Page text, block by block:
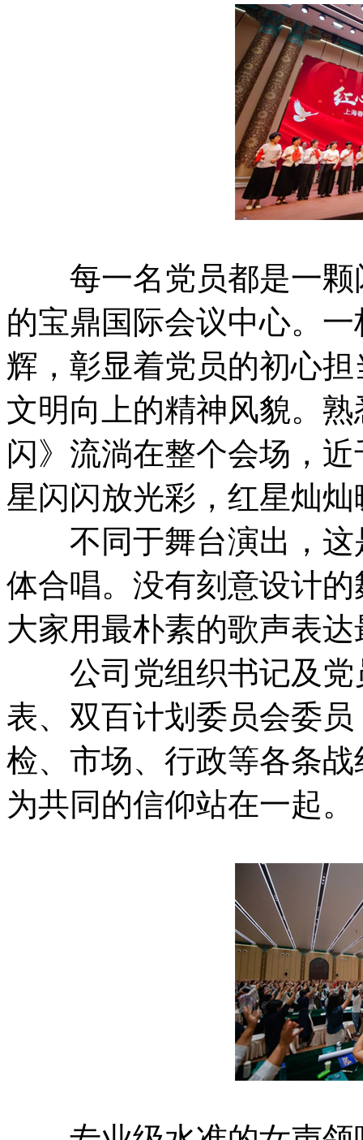
每一名党员都是一颗
的宝鼎国际会议中心。
辉，彰显着党员的初心
文明向上的精神风貌。
闪》流淌在整个会场，
星闪闪放光彩，红星灿
不同于舞台演出，这
体合唱。没有刻意设计
大家用最朴素的歌声表
公司党组织书记及党
表、双百计划委员会委
检、市场、行政等各条
为共同的信仰站在一起。